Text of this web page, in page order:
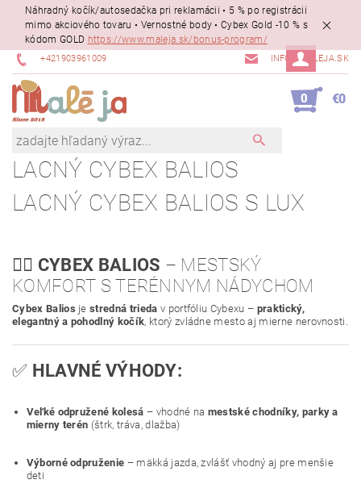
Náhradný kočík/autosedačka pri reklamácii • 5 % po registrácii
mimo akciového tovaru • Vernostné body • Cybex Gold -10 % s
kódom GOLD https://www.maleja.sk/bonus-program/
+421903961009 INFO@MALEJA.SK
0 €0
LACNÝ CYBEX BALIOS
LACNÝ CYBEX BALIOS S LUX
🚶‍♀️ CYBEX BALIOS – MESTSKÝ
KOMFORT S TERÉNNYM NÁDYCHOM
Cybex Balios jestredná trieda v portfóliu Cybexu – praktický,
elegantný a pohodlný kočík, ktorý zvládne mesto aj mierne nerovnosti.
✅ HLAVNÉ VÝHODY:
Veľké odpružené kolesá – vhodné na mestské chodníky, parky a
mierny terén (štrk, tráva, dlažba)
Výborné odpruženie – mäkká jazda, zvlášť vhodný aj pre menšie
deti